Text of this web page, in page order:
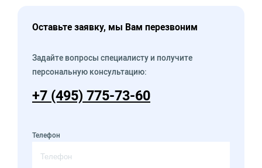
Оставьте заявку, мы Вам перезвоним
Задайте вопросы специалисту и получите
персональную консультацию:
+7 (495) 775-73-60
Телефон